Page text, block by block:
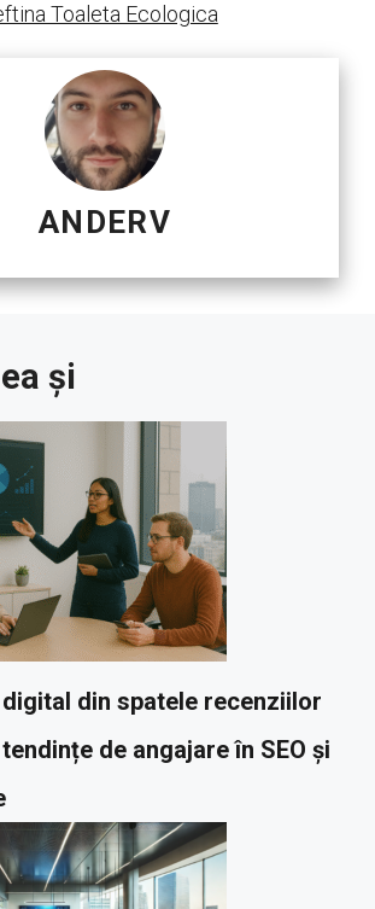
Toaleta Ecologica
ANDERV
și
din spatele recenziilor
de angajare în SEO și